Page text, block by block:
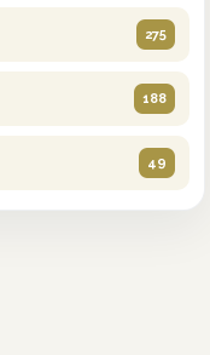
275
188
49